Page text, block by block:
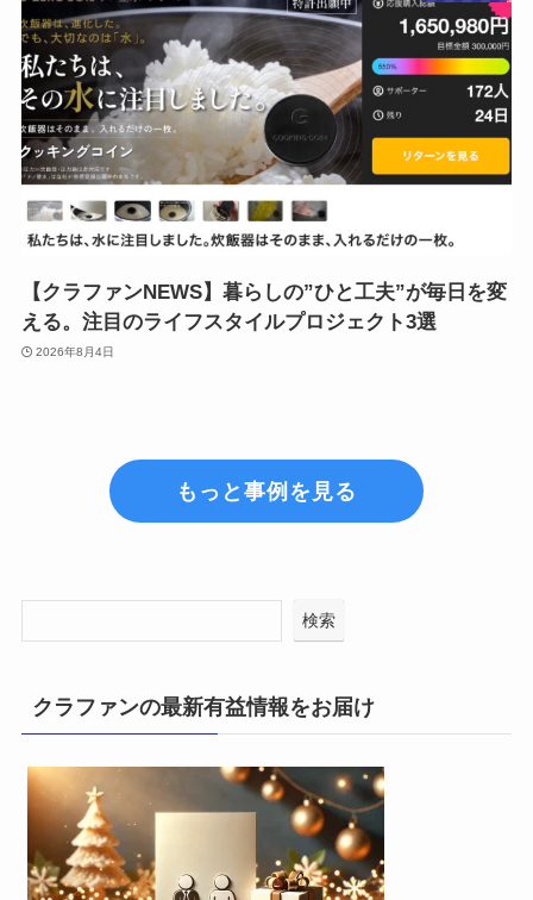
【クラファンNEWS】暮らしの”ひと工夫”が毎日を変
える。注目のライフスタイルプロジェクト3選
2026年8月4日
もっと事例を見る
検索
クラファンの最新有益情報をお届け